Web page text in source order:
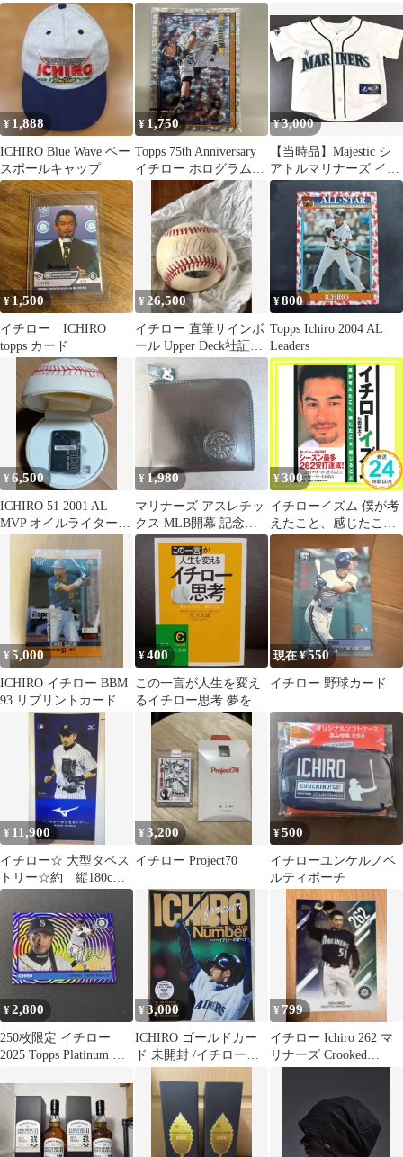
しているのか
枚セット
¥ 1,888
ICHIRO Blue Wave ベー
スボールキャップ
¥ 1,750
Topps 75th Anniversary
イチロー ホログラムカ
¥3,000
【当時品】Majestic シ
アトルマリナーズ イチ
ロー ユニフォーム 51
¥ 1,500
イチロー ICHIRO
topps カード
¥ 26,500
イチロー 直筆サインボ
ール Upper Deck社証明
書付
¥800
Topps Ichiro 2004 AL
Leaders
¥6,500
ICHIRO 51 2001 AL
MVP オイルライター
¥ 1,980
マリナーズ アスレチッ
クス MLB開幕 記念品
牛革財布 イチロー
¥300
イチローイズム 僕が考
えたこと、感じたこ
と、信じること [Mar
26， 2003] 石田 雄太
_02
¥5,000
ICHIRO イチロー BBM
93 リプリントカード オ
リックス CARD
¥400
この一言が人生を変え
るイチロー思考 夢をか
なえる一番の方法
現在 ¥550
イチロー 野球カード
¥ 11,900
イチロー☆ 大型タペス
トリー☆約 縦180cm
横90cm☆MLB☆新品未
使用品☆
¥3,200
イチロー Project70
¥500
イチローユンケルノベ
ルティポーチ
¥2,800
250枚限定 イチロー
2025 Topps Platinum プ
¥3,000
ICHIRO ゴールドカー
ド 未開封 /イチローの
すべて 永久保存版
¥ 799
イチロー Ichiro 262 マ
リナーズ Crooked